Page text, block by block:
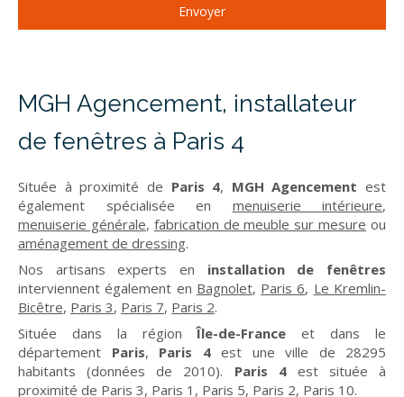
Envoyer
MGH Agencement, installateur
de fenêtres à Paris 4
Située à proximité de Paris 4, MGH Agencement est
également spécialisée en menuiserie intérieure,
menuiserie générale, fabrication de meuble sur mesure ou
aménagement de dressing.
Nos artisans experts en installation de fenêtres
interviennent également en Bagnolet, Paris 6, Le Kremlin-
Bicêtre, Paris 3, Paris 7, Paris 2.
Située dans la régionÎle-de-France et dans le
département Paris, Paris 4est une ville de 28295
habitants (données de 2010). Paris 4est située à
proximité de Paris 3, Paris 1, Paris 5, Paris 2, Paris 10.